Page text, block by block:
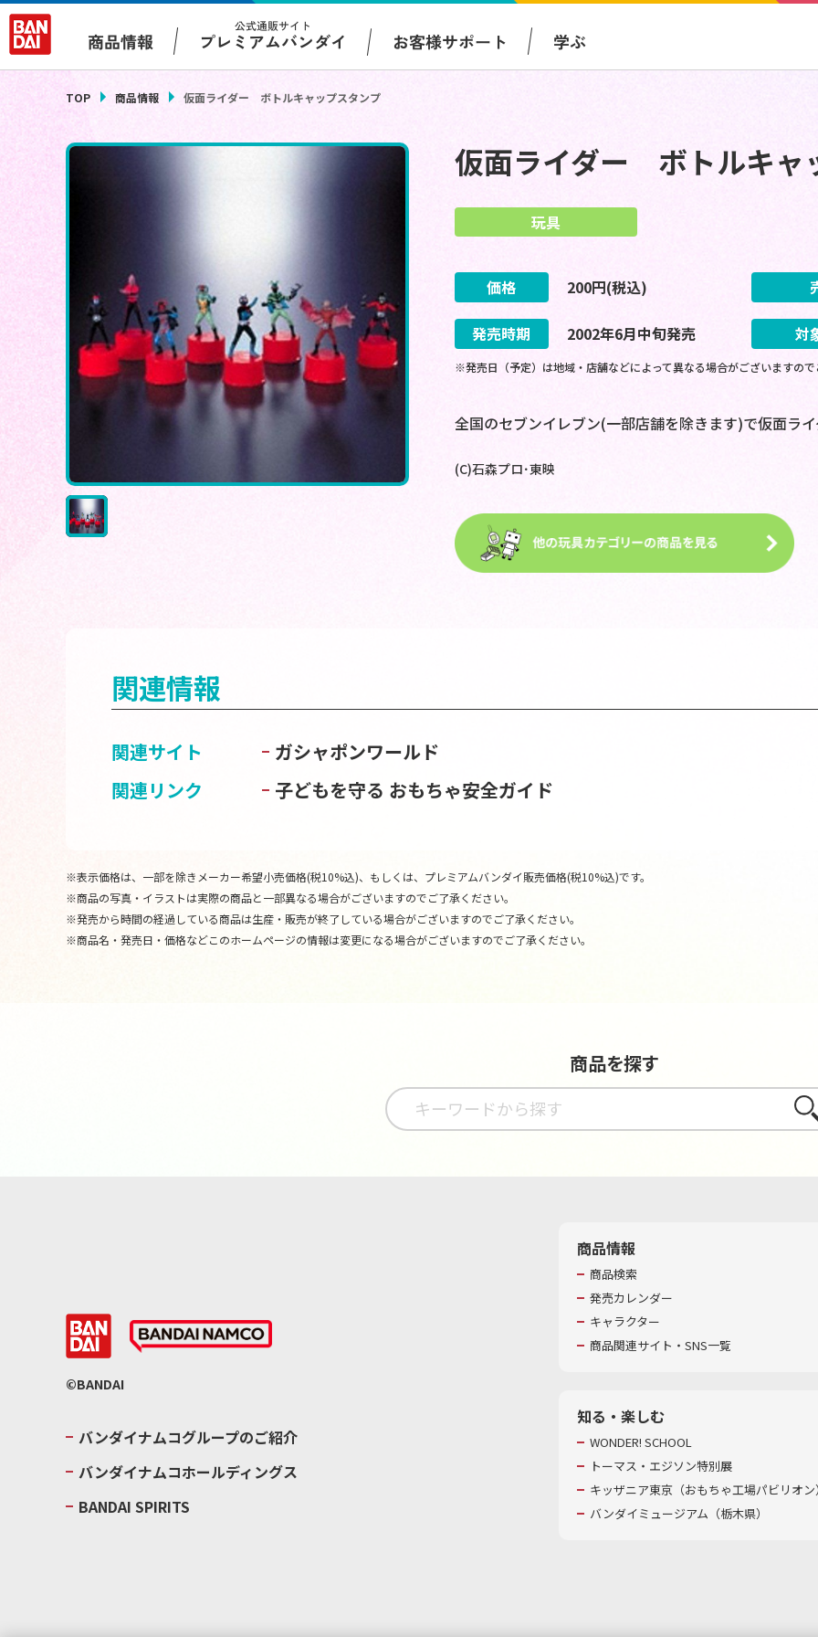
商品情報
公式通販サイト
プレミアムバンダイ お客様サポート 学ぶ
TOP 商品情報 仮面ライダー ボトルキャップスタンプ
仮面ライダー ボトルキャ
玩具
価格 200円(税込)
発売時期 2002年6月中旬発売 対
※発売日（予定）は地域・店舗などによって異なる場合がございますの
全国のセブンイレブン(一部店舗を除きます)で仮面ラ
(C)石森プロ･東映
関連情報
関連サイト
ガシャポンワールド
関連リンク
子どもを守る おもちゃ安全ガイド
※表示価格は、一部を除きメーカー希望小売価格(税10%込)、もしくは、プレミアムバンダイ販売価格(税10%込)です。
※商品の写真・イラストは実際の商品と一部異なる場合がございますのでご了承ください。
※発売から時間の経過している商品は生産・販売が終了している場合がございますのでご了承ください。
※商品名・発売日・価格などこのホームページの情報は変更になる場合がございますのでご了承ください。
商品を探す
さが
©BANDAI
バンダイナムコグループのご紹介
バンダイナムコホールディングス
BANDAI SPIRITS
商品情報
商品検索
発売カレンダー
キャラクター
商品関連サイト・SNS一覧
知る・楽しむ
WONDER! SCHOOL
トーマス・エジソン特別展
キッザニア東京（おもちゃ工場パビリオ
バンダイミュージアム（栃木県）